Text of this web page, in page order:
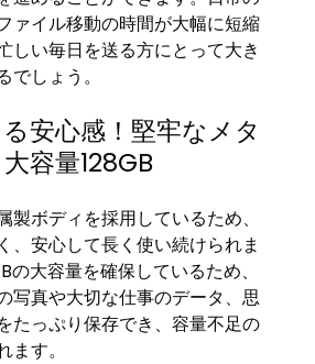
ァイル移動の時間が大幅に短縮
しい毎日を送る方にとって大き
でしょう。
安心感！堅牢なメタ
容量128GB
製ボディを採用しているため、
、安心して長く使い続けられま
の大容量を確保しているため、
写真や大切な仕事のデータ、思
たっぷり保存でき、容量不足の
す。